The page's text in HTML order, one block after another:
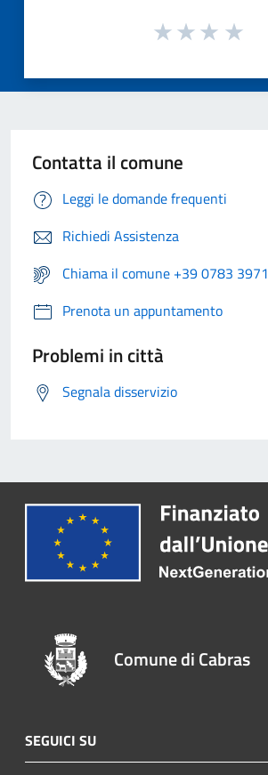
Contatta il comune
Leggi le domande frequenti
Richiedi Assistenza
Chiama il comune +39 0783 3971
Prenota un appuntamento
Problemi in città
Segnala disservizio
Comune di Cabras
SEGUICI SU